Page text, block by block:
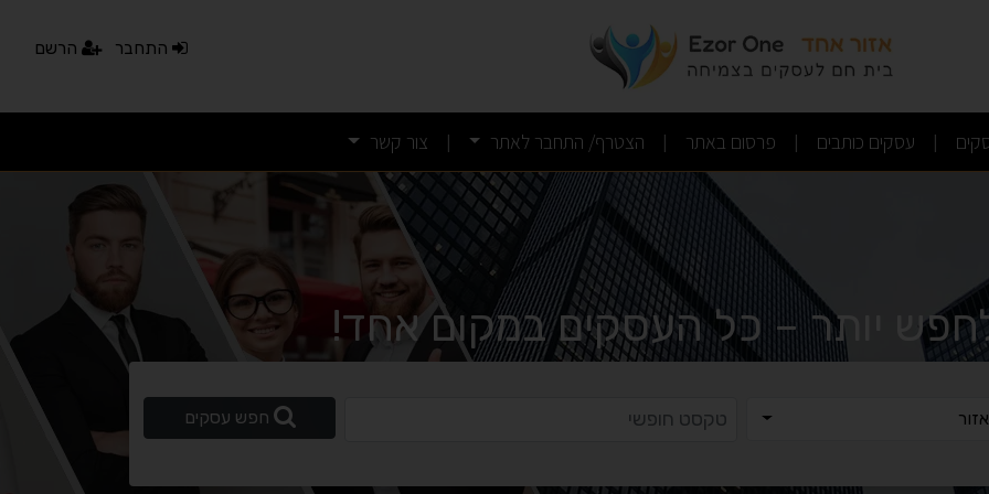
התחבר הרשם
| עסקים כותבים | פרסום באתר | הצטרף/ התחבר לאתר | צור קשר
יותר – כל העסקים במקום אחד!
חפש עסקים